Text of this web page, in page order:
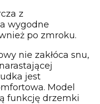
z
wygodne
po zmroku.
nie zakłóca snu,
jest
Model
funkcję drzemki